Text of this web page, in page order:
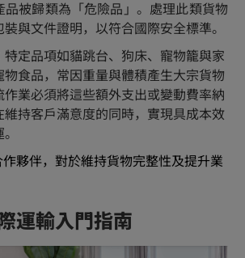
品被歸類為「危險品」。處理此類貨物
與文件證明，以符合國際安全標準。
特定品項如貓跳台、狗床、寵物籠與家
物食品，常因重量與體積產生大宗貨物
業必須將這些額外支出或變動費率納
維持客戶滿意度的同時，實現具成本效
夥伴，對於維持貨物完整性及提升業
運輸入門指南